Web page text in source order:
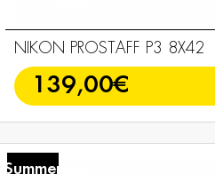
NIKON PROSTAFF P3 8X42
139,00€
Summer